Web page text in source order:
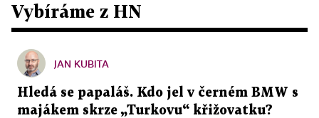
Vybíráme z HN
JAN KUBITA
Hledá se papaláš. Kdo jel v černém BMW s
majákem skrze „Turkovu“ křižovatku?